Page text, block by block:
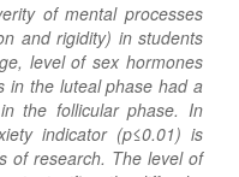
of mental processes
and rigidity) in students
level of sex hormones
in the luteal phase had a
the follicular phase. In
indicator (p≤0.01) is
of research. The level of